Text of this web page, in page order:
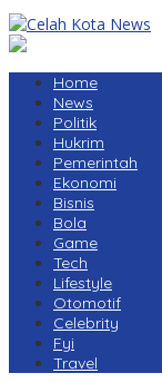
Home
News
Politik
Hukrim
Pemerintah
Ekonomi
Bisnis
Bola
Game
Tech
Lifestyle
Otomotif
Celebrity
Fyi
Travel